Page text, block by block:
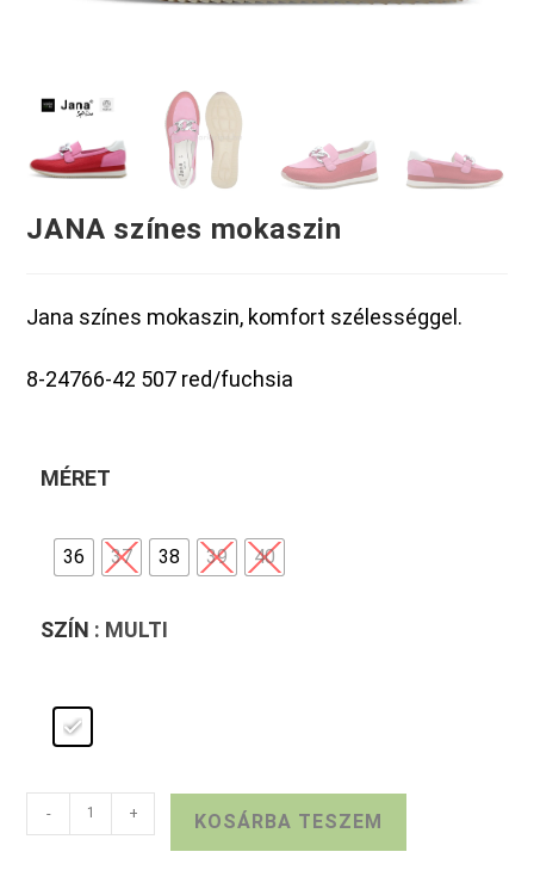
JANA színes mokaszin
Jana színes mokaszin, komfort szélességgel.
8-24766-42 507 red/fuchsia
MÉRET
36 37 38 39 40
SZÍN : MULTI
színes
- + KOSÁRBA TESZEM